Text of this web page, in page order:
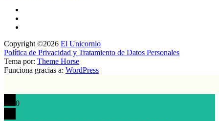
Copyright ©2026 El Unicornio
Política de Privacidad y Tratamiento de Datos Personales
Tema por: Theme Horse
Funciona gracias a: WordPress
0